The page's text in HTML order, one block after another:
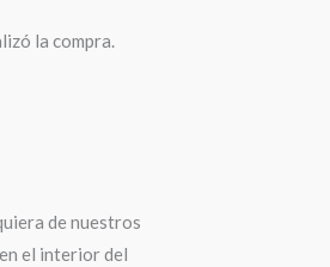
la compra.
de nuestros
el interior del